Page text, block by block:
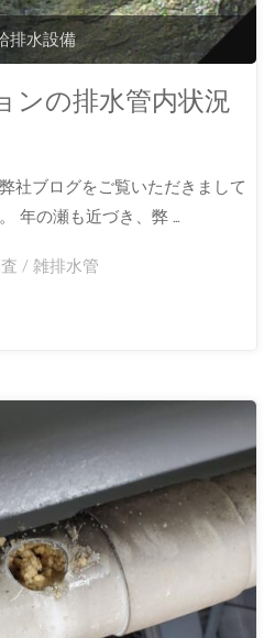
排水設備
ンの排水管内状況
社ブログをご覧いただきまして
年の瀬も近づき、弊 …
/雑排水管